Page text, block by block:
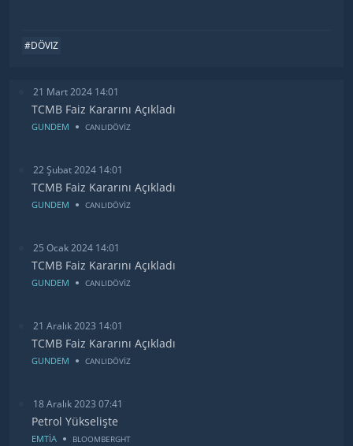
#DÖVIZ
21 Mart 2024 14:01
TCMB Faiz Kararını Açıkladı
GUNDEM CANLIDÖVİZ
22 Şubat 2024 14:01
TCMB Faiz Kararını Açıkladı
GUNDEM CANLIDÖVİZ
25 Ocak 2024 14:01
TCMB Faiz Kararını Açıkladı
GUNDEM CANLIDÖVİZ
21 Aralık 2023 14:01
TCMB Faiz Kararını Açıkladı
GUNDEM CANLIDÖVİZ
18 Aralık 2023 07:41
Petrol Yükselişte
EMTİA BLOOMBERGHT